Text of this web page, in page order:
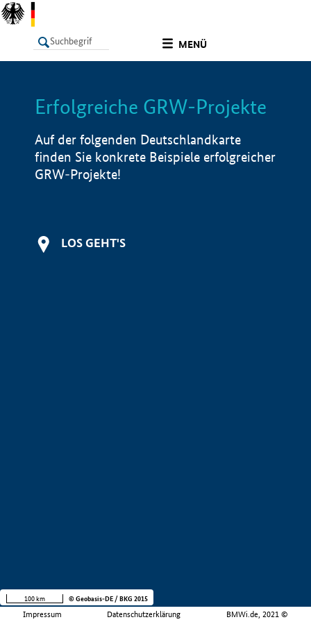
MENÜ
LISTE Info
Erfolgreiche GRW-Projekte
Auf der folgenden Deutschlandkarte
finden Sie konkrete Beispiele erfolgreicher
GRW-Projekte!
LOS GEHT'S
Impressum Datenschutzerklärung BMWi.de, 2021 ©
100 km © Geobasis-DE / BKG 2015